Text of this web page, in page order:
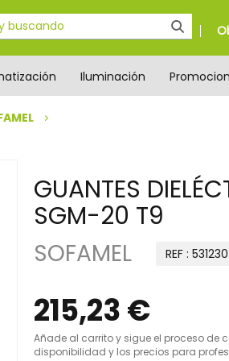
Iluminación
GUANTES
SGM-20 T9
SOFAMEL REF : 531230
215,23 €
Añade al carrito y sigue el proceso de
disponibilidad y los precios para